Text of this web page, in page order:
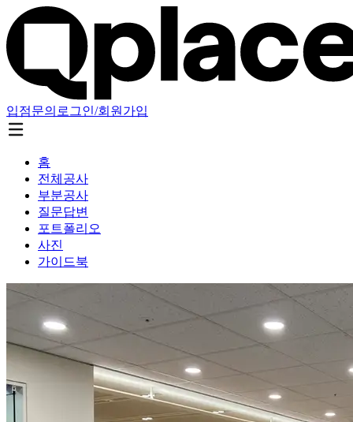
입점문의 로그인/회원가입
홈
전체공사
부분공사
질문답변
포트폴리오
사진
가이드북